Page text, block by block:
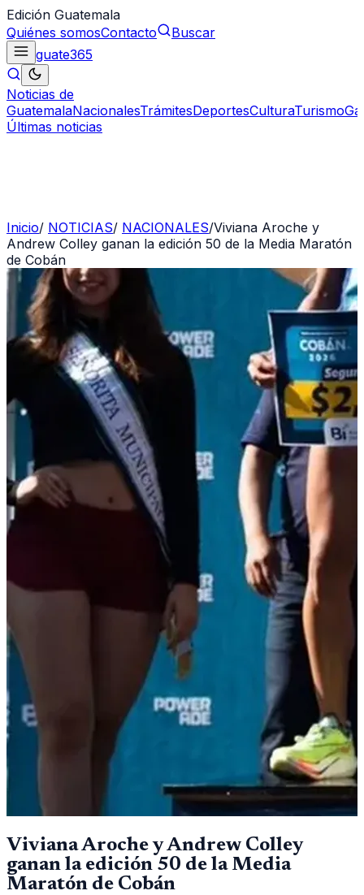
Edición Guatemala
Quiénes somosContacto
Buscar
guate365
Noticias de
GuatemalaNacionalesTrámitesDeportesCulturaTurismo
Últimas noticias
Inicio/ NOTICIAS/ NACIONALES/Viviana Aroche y
Andrew Colley ganan la edición 50 de la Media Maratón
de Cobán
Viviana Aroche y Andrew Colley
ganan la edición 50 de la Media
Maratón de Cobán